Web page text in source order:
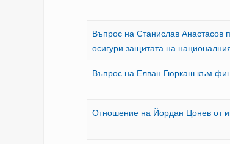
Въпрос на Станислав Анастасов
осигури защитата на
Въпрос на Елван Гюркаш към
Отношение на Йордан Цонев от